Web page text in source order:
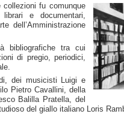
collezioni fu comunque
e documentari,
dell’Amministrazione
bibliografiche tra cui
di pregio, periodici,
dei musicisti Luigi e
Pietro Cavallini, della
Balilla Pratella, del
del giallo italiano Loris